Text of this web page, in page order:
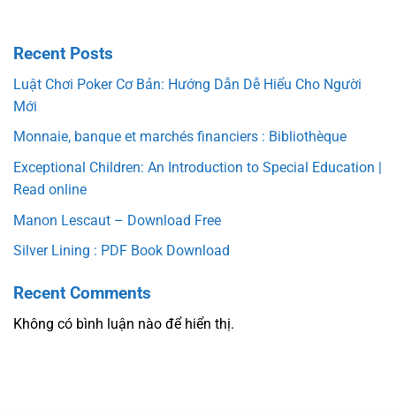
Recent Posts
Luật Chơi Poker Cơ Bản: Hướng Dẫn Dễ Hiểu Cho Người
Mới
Monnaie, banque et marchés financiers : Bibliothèque
Exceptional Children: An Introduction to Special Education |
Read online
Manon Lescaut – Download Free
Silver Lining : PDF Book Download
Recent Comments
Không có bình luận nào để hiển thị.